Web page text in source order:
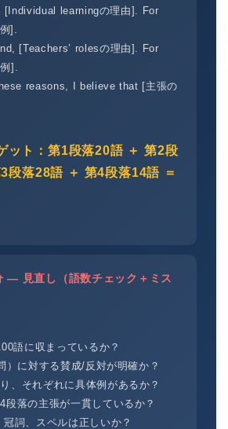
[Individual learningの理由]. For
].
[Teachers’ rolesの理由]. For
].
reasons, I believe that [主張の
ット：第1段落20語 ＋ 第2段
段落28語 ＋ 第4段落14語 ＝
見直し（語数チェック＋ミス
語に収まっているか？
）に対する賛成/反対が明確か？
、それぞれに具体例があるか？
段落の主張が一貫しているか？
詞、スペルは正しいか？